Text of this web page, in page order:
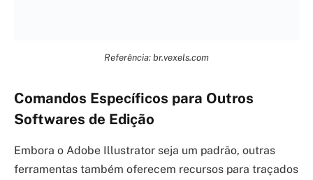
Referência: br.vexels.com
Comandos Específicos para Outros
Softwares de Edição
Embora o Adobe Illustrator seja um padrão, outras
ferramentas também oferecem recursos para traçados